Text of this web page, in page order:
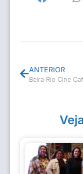
ANTERIOR
Beira Rio Cine